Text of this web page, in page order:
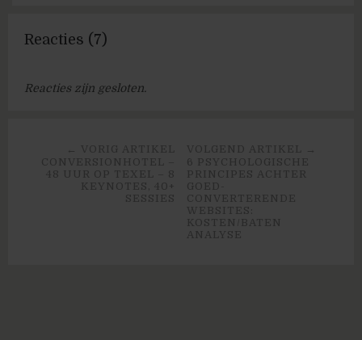
Reacties (7)
Reacties zijn gesloten.
VOLGEND ARTIKEL →
6 PSYCHOLOGISCHE
PRINCIPES ACHTER
GOED-
CONVERTERENDE
WEBSITES:
KOSTEN/BATEN
ANALYSE
← VORIG ARTIKEL
CONVERSIONHOTEL –
48 UUR OP TEXEL – 8
KEYNOTES, 40+
SESSIES